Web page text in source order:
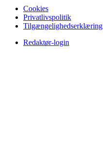
Cookies
Privatlivspolitik
Tilgængelighedserklæring
Redaktør-login